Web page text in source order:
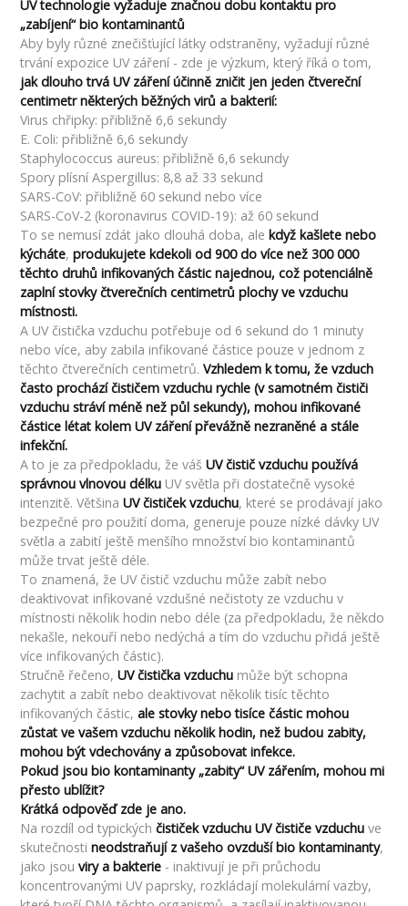
UV technologie vyžaduje značnou dobu kontaktu pro
„zabíjení“ bio kontaminantů
Aby byly různé znečišťující látky odstraněny, vyžadují různé
trvání expozice UV záření - zde je výzkum, který říká o tom,
jak dlouho trvá UV záření účinně zničit jen jeden čtvereční
centimetr některých běžných virů a bakterií:
Virus chřipky: přibližně 6,6 sekundy
E. Coli: přibližně 6,6 sekundy
Staphylococcus aureus: přibližně 6,6 sekundy
Spory plísní Aspergillus: 8,8 až 33 sekund
SARS-CoV: přibližně 60 sekund nebo více
SARS-CoV-2 (koronavirus COVID-19): až 60 sekund
To se nemusí zdát jako dlouhá doba, ale když kašlete nebo
kýcháte,produkujete kdekoli od 900 do více než 300 000
těchto druhů infikovaných částic najednou, což potenciálně
zaplní stovky čtverečních centimetrů plochy ve vzduchu
místnosti.
A UV čistička vzduchu potřebuje od 6 sekund do 1 minuty
nebo více, aby zabila infikované částice pouze v jednom z
těchto čtverečních centimetrů.Vzhledem k tomu, že vzduch
často prochází čističem vzduchu rychle (v samotném čističi
vzduchu stráví méně než půl sekundy), mohou infikované
částice létat kolem UV záření převážně nezraněné a stále
infekční.
A to je za předpokladu, že vášUV čistič vzduchu používá
správnou vlnovou délku UV světla při dostatečně vysoké
intenzitě. VětšinaUV čističek vzduchu, které se prodávají jako
bezpečné pro použití doma, generuje pouze nízké dávky UV
světla a zabití ještě menšího množství bio kontaminantů
může trvat ještě déle.
To znamená, že UV čistič vzduchu může zabít nebo
deaktivovat infikované vzdušné nečistoty ze vzduchu v
místnosti několik hodin nebo déle (za předpokladu, že někdo
nekašle, nekouří nebo nedýchá a tím do vzduchu přidá ještě
více infikovaných částic).
Stručně řečeno,UV čistička vzduchu může být schopna
zachytit a zabít nebo deaktivovat několik tisíc těchto
infikovaných částic,ale stovky nebo tisíce částic mohou
zůstat ve vašem vzduchu několik hodin, než budou zabity,
mohou být vdechovány a způsobovat infekce.
Pokud jsou bio kontaminanty „zabity“ UV zářením, mohou mi
přesto ublížit?
Krátká odpověď zde je ano.
Na rozdíl od typickýchčističek vzduchu UV čističe vzduchu ve
skutečnostineodstraňují z vašeho ovzduší bio kontaminanty,
jako jsouviry a bakterie - inaktivují je při průchodu
koncentrovanými UV paprsky, rozkládají molekulární vazby,